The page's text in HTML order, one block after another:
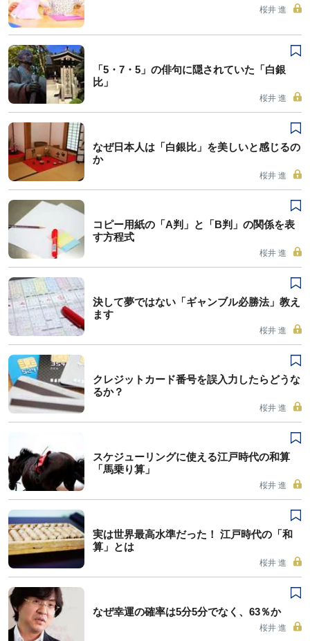
桜井 進
「5・7・5」の俳句に隠されていた「白銀
比」
桜井 進
なぜ日本人は「白銀比」を美しいと感じるの
か
桜井 進
コピー用紙の「A判」と「B判」の関係を表
す方程式
桜井 進
決して夢ではない「ギャンブル必勝法」教え
ます
桜井 進
クレジットカード番号を誤入力したらどうな
るか？
桜井 進
スケジューリングに使える江戸時代の和算
「馬乗り算」
桜井 進
実は世界最高水準だった！ 江戸時代の「和
算」とは
桜井 進
なぜ幸運の確率は5分5分でなく、63％か
桜井 進